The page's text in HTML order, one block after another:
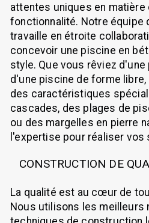
attentes uniques en matière
fonctionnalité. Notre équipe
travaille en étroite
concevoir une piscine en
style. Que vous rêviez
d'une piscine de forme
des caractéristiques
cascades, des plages de
ou des margelles en pierre
l'expertise pour réaliser vos
CONSTRUCTION DE
La qualité est au cœur de
Nous utilisons les meilleurs